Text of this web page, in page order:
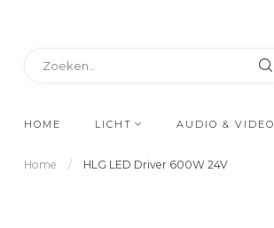
HOME LICHT AUDIO & VIDEO
Home / HLG LED Driver 600W 24V